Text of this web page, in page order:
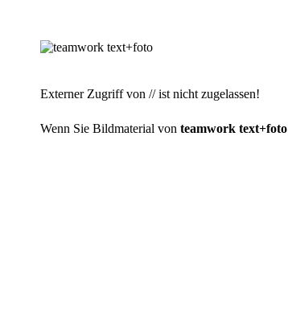
Externer Zugriff von // ist nicht zugelassen!
Wenn Sie Bildmaterial von teamwork text+foto